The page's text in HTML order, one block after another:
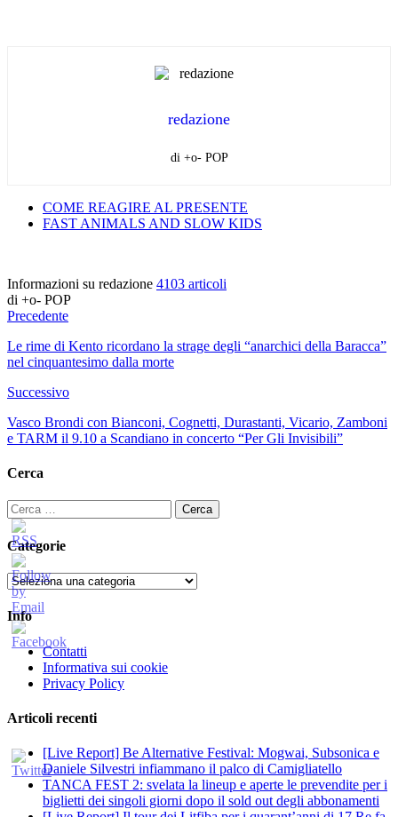
redazione
di +o- POP
COME REAGIRE AL PRESENTE
FAST ANIMALS AND SLOW KIDS
Informazioni su redazione 4103 articoli
di +o- POP
Precedente
Le rime di Kento ricordano la strage degli “anarchici della Baracca”
nel cinquantesimo dalla morte
Successivo
Vasco Brondi con Bianconi, Cognetti, Durastanti, Vicario, Zamboni
e TARM il 9.10 a Scandiano in concerto “Per Gli Invisibili”
Cerca
Ricerca
per:
Categorie
Categorie
Info
Contatti
Informativa sui cookie
Privacy Policy
Articoli recenti
[Live Report] Be Alternative Festival: Mogwai, Subsonica e
Daniele Silvestri infiammano il palco di Camigliatello
TANCA FEST 2: svelata la lineup e aperte le prevendite per i
biglietti dei singoli giorni dopo il sold out degli abbonamenti